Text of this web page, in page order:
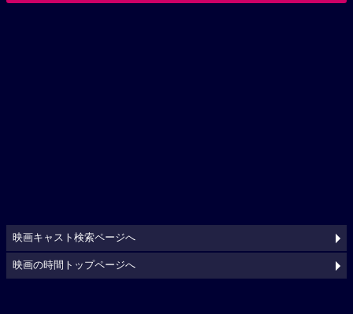
映画キャスト検索ページへ
映画の時間トップページへ